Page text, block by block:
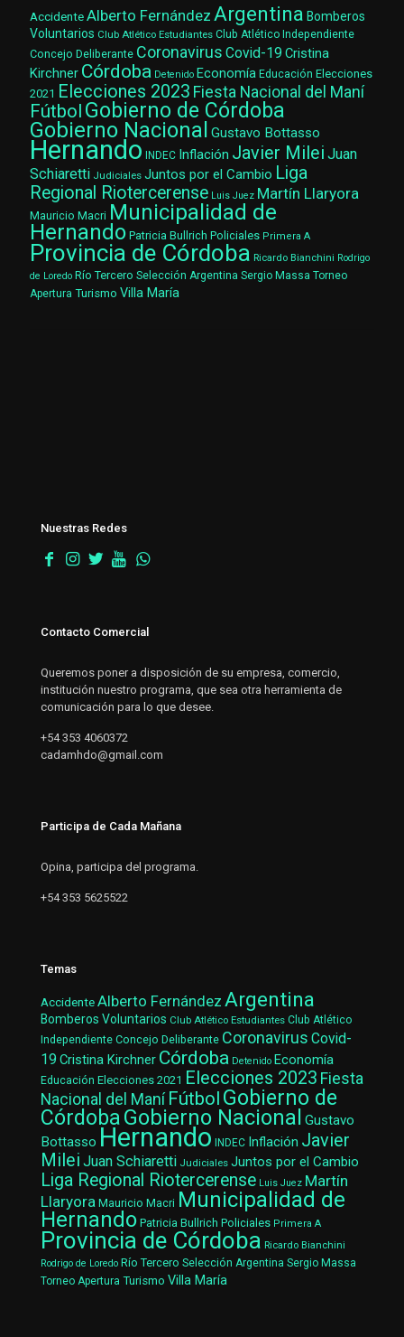
AccidenteAlberto Fernández Argentina Bomberos
Voluntarios Club Atlético Estudiantes Club Atlético Independiente
Concejo Deliberante Coronavirus Covid-19 Cristina
Kirchner Córdoba Detenido Economía Educación Elecciones
2021 Elecciones 2023 Fiesta Nacional del Maní
Fútbol Gobierno de Córdoba
Gobierno Nacional Gustavo Bottasso
Hernando INDEC Inflación Javier Milei Juan
Schiaretti Judiciales Juntos por el Cambio Liga
Regional Riotercerense Luis Juez Martín Llaryora
Mauricio Macri Municipalidad de
Hernando Patricia Bullrich Policiales Primera A
Provincia de Córdoba Ricardo Bianchini Rodrigo
de Loredo Río Tercero Selección Argentina Sergio Massa Torneo
Apertura Turismo Villa María
Nuestras Redes
Contacto Comercial
Queremos poner a disposición de su empresa, comercio,
institución nuestro programa, que sea otra herramienta de
comunicación para lo que desee.
+54 353 4060372
cadamhdo@gmail.com
Participa de Cada Mañana
Opina, participa del programa.
+54 353 5625522
Temas
AccidenteAlberto Fernández Argentina
Bomberos Voluntarios Club Atlético Estudiantes Club Atlético
Independiente Concejo Deliberante Coronavirus Covid-
19 Cristina Kirchner Córdoba Detenido Economía
Educación Elecciones 2021 Elecciones 2023 Fiesta
Nacional del Maní Fútbol Gobierno de
CórdobaGobierno Nacional Gustavo
Bottasso Hernando INDEC Inflación Javier
Milei Juan Schiaretti Judiciales Juntos por el Cambio
Liga Regional Riotercerense Luis Juez Martín
Llaryora Mauricio Macri Municipalidad de
Hernando Patricia Bullrich Policiales Primera A
Provincia de Córdoba Ricardo Bianchini
Rodrigo de Loredo Río Tercero Selección Argentina Sergio Massa
Torneo Apertura Turismo Villa María